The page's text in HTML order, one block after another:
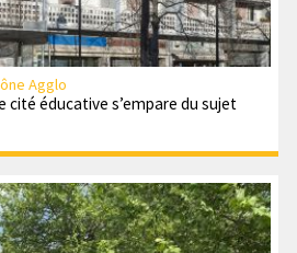
Agglo
cité éducative s’empare du sujet